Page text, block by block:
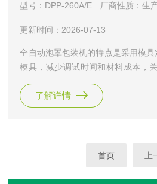
型号：DPP-260A/E 厂商性质：生
更新时间：2026-07-13
全自动泡罩包装机的特点是采用模
模具，减少调试时间和材料成本，
数控设备加工为一体，保留了原有的
质。透明的保护罩做工精细，保证
了解详情
首页